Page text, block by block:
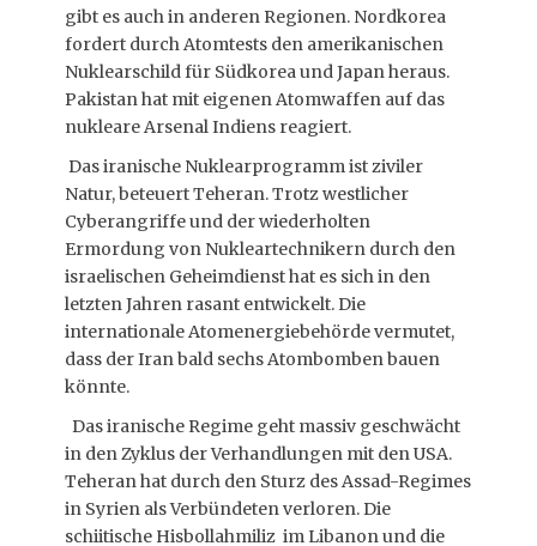
gibt es auch in anderen Regionen. Nordkorea
fordert durch Atomtests den amerikanischen
Nuklearschild für Südkorea und Japan heraus.
Pakistan hat mit eigenen Atomwaffen auf das
nukleare Arsenal Indiens reagiert.
Das iranische Nuklearprogramm ist ziviler
Natur, beteuert Teheran. Trotz westlicher
Cyberangriffe und der wiederholten
Ermordung von Nukleartechnikern durch den
israelischen Geheimdienst hat es sich in den
letzten Jahren rasant entwickelt. Die
internationale Atomenergiebehörde vermutet,
dass der Iran bald sechs Atombomben bauen
könnte.
Das iranische Regime geht massiv geschwächt
in den Zyklus der Verhandlungen mit den USA.
Teheran hat durch den Sturz des Assad-Regimes
in Syrien als Verbündeten verloren. Die
schiitische Hisbollahmiliz im Libanon und die